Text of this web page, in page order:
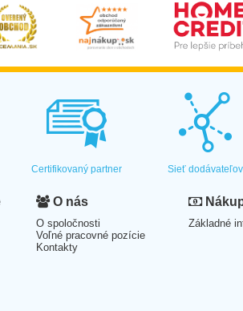
Certifikovaný partner Sieť dodávateľov
O nás
O spoločnosti
Voľné pracovné pozície
Kontakty
Základné